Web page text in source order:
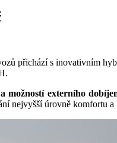
přichází s inovativním
možností externího
nejvyšší úrovně komfortu a